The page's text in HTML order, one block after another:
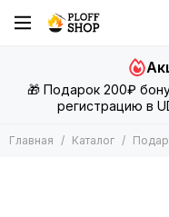
Подарочные
Шашлычные наборы в
Шашлычные наборы в
Другие подарки
🎁 Подарок 200₽
регистрацию в
Главная Каталог